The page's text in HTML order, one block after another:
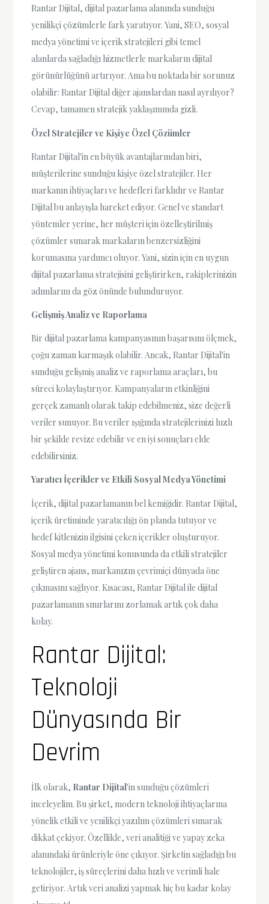
Rantar Dijital, dijital pazarlama alanında sunduğu
yenilikçi çözümlerle fark yaratıyor. Yani, SEO, sosyal
medya yönetimi ve içerik stratejileri gibi temel
alanlarda sağladığı hizmetlerle markaların dijital
görünürlüğünü artırıyor. Ama bu noktada bir sorunuz
olabilir: Rantar Dijital diğer ajanslardan nasıl ayrılıyor?
Cevap, tamamen stratejik yaklaşımında gizli.
Özel Stratejiler ve Kişiye Özel Çözümler
Rantar Dijital'in en büyük avantajlarından biri,
müşterilerine sunduğu kişiye özel stratejiler. Her
markanın ihtiyaçları ve hedefleri farklıdır ve Rantar
Dijital bu anlayışla hareket ediyor. Genel ve standart
yöntemler yerine, her müşteri için özelleştirilmiş
çözümler sunarak markaların benzersizliğini
korumasına yardımcı oluyor. Yani, sizin için en uygun
dijital pazarlama stratejisini geliştirirken, rakiplerinizin
adımlarını da göz önünde bulunduruyor.
Gelişmiş Analiz ve Raporlama
Bir dijital pazarlama kampanyasının başarısını ölçmek,
çoğu zaman karmaşık olabilir. Ancak, Rantar Dijital'in
sunduğu gelişmiş analiz ve raporlama araçları, bu
süreci kolaylaştırıyor. Kampanyaların etkinliğini
gerçek zamanlı olarak takip edebilmeniz, size değerli
veriler sunuyor. Bu veriler ışığında stratejilerinizi hızlı
bir şekilde revize edebilir ve en iyi sonuçları elde
edebilirsiniz.
Yaratıcı İçerikler ve Etkili Sosyal Medya Yönetimi
İçerik, dijital pazarlamanın bel kemiğidir. Rantar Dijital,
içerik üretiminde yaratıcılığı ön planda tutuyor ve
hedef kitlenizin ilgisini çeken içerikler oluşturuyor.
Sosyal medya yönetimi konusunda da etkili stratejiler
geliştiren ajans, markanızın çevrimiçi dünyada öne
çıkmasını sağlıyor. Kısacası, Rantar Dijital ile dijital
pazarlamanın sınırlarını zorlamak artık çok daha
kolay.
Rantar Dijital:
Teknoloji
Dünyasında Bir
Devrim
İlk olarak, Rantar Dijital'in sunduğu çözümleri
inceleyelim. Bu şirket, modern teknoloji ihtiyaçlarına
yönelik etkili ve yenilikçi yazılım çözümleri sunarak
dikkat çekiyor. Özellikle, veri analitiği ve yapay zeka
alanındaki ürünleriyle öne çıkıyor. Şirketin sağladığı bu
teknolojiler, iş süreçlerini daha hızlı ve verimli hale
getiriyor. Artık veri analizi yapmak hiç bu kadar kolay